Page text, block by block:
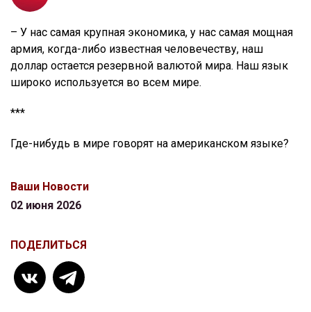
– У нас самая крупная экономика, у нас самая мощная
армия, когда-либо известная человечеству, наш
доллар остается резервной валютой мира. Наш язык
широко используется во всем мире.
***
Где-нибудь в мире говорят на американском языке?
Ваши Новости
02 июня 2026
ПОДЕЛИТЬСЯ